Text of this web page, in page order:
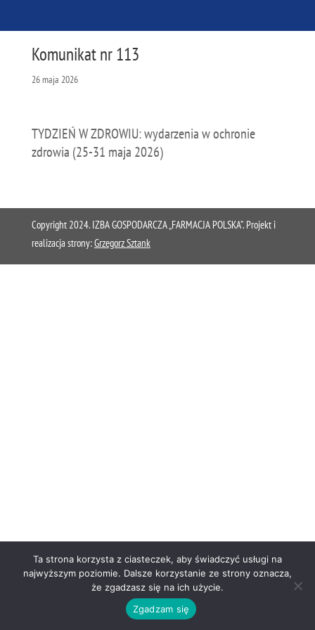
Komunikat nr 113
26 maja 2026
TYDZIEŃ W ZDROWIU: wydarzenia w ochronie
zdrowia (25-31 maja 2026)
Copyright 2024. IZBA GOSPODARCZA „FARMACJA POLSKA”. Projekt i
realizacja strony:Grzegorz Sztank
Ta strona korzysta z ciasteczek, aby świadczyć usługi na
najwyższym poziomie. Dalsze korzystanie ze strony oznacza,
że zgadzasz się na ich użycie.
Zgadzam się